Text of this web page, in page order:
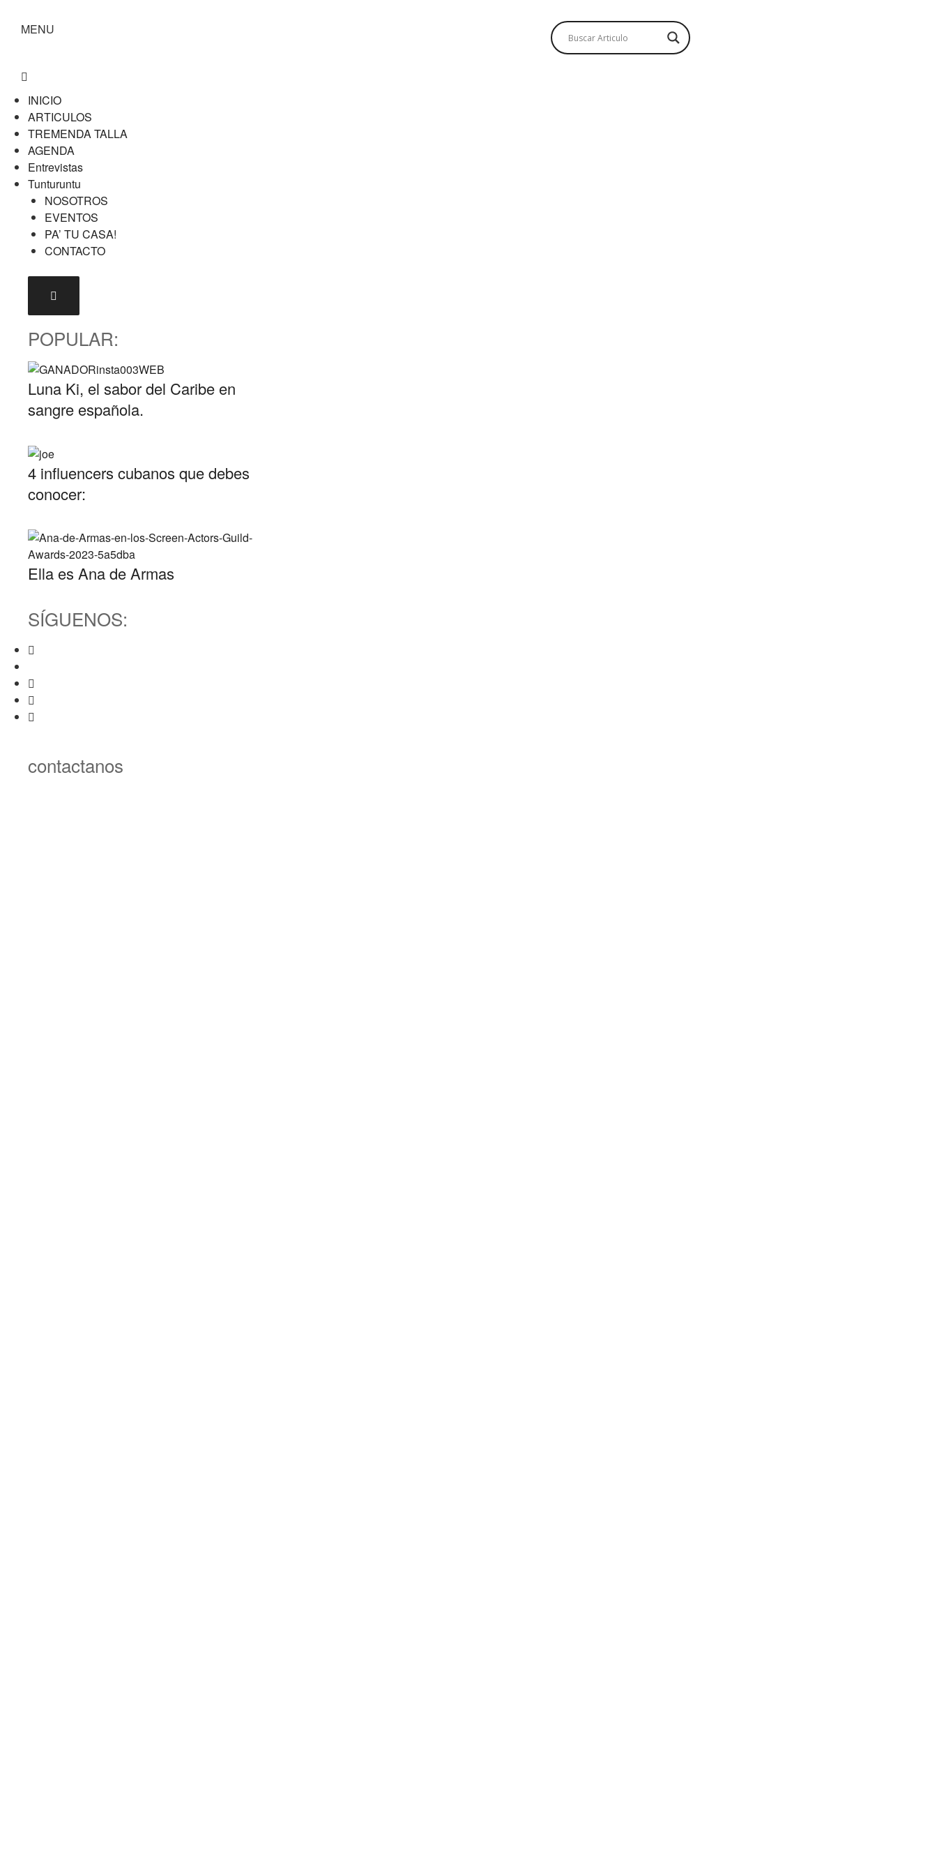
MENU
INICIO
ARTICULOS
TREMENDA TALLA
AGENDA
Entrevistas
Tunturuntu
NOSOTROS
EVENTOS
PA’ TU CASA!
CONTACTO
Menú conmutador hamburguesa
POPULAR:
Luna Ki, el sabor del Caribe en
sangre española.
4 influencers cubanos que debes
conocer:
Ella es Ana de Armas
SÍGUENOS:
contactanos